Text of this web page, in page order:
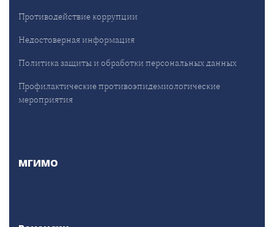
Противодействие коррупции
Недостоверная информация
Политика защиты и обработки персональных данных
Профилактические противоэпидемиологические
мероприятия
МГИМО